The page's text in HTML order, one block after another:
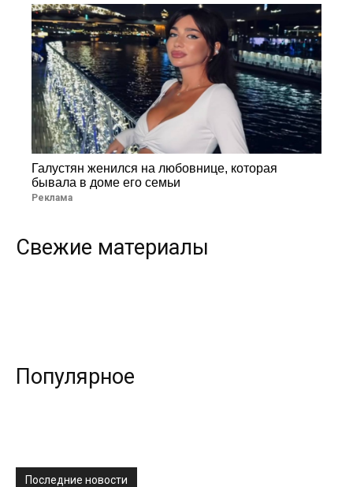
Галустян женился на любовнице, которая
бывала в доме его семьи
Реклама
Свежие материалы
Популярное
Последние новости